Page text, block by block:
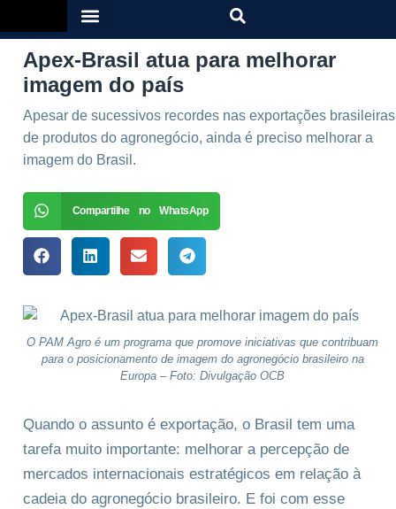
Apex-Brasil atua para melhorar
imagem do país
Apesar de sucessivos recordes nas exportações brasileiras
de produtos do agronegócio, ainda é preciso melhorar a
imagem do Brasil.
Compartilhe no WhatsApp
O PAM Agro é um programa que promove iniciativas que contribuam
para o posicionamento de imagem do agronegócio brasileiro na
Europa – Foto: Divulgação OCB
Quando o assunto é exportação, o Brasil tem uma
tarefa muito importante: melhorar a percepção de
mercados internacionais estratégicos em relação à
cadeia do agronegócio brasileiro. E foi com esse